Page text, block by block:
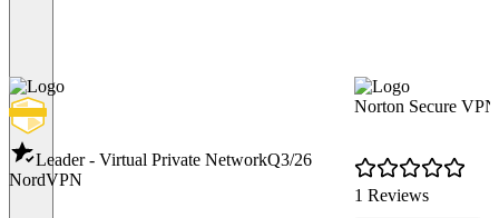
Leader - Virtual Private NetworkQ3/26
NordVPN
Norton Secure VPN
1 Reviews